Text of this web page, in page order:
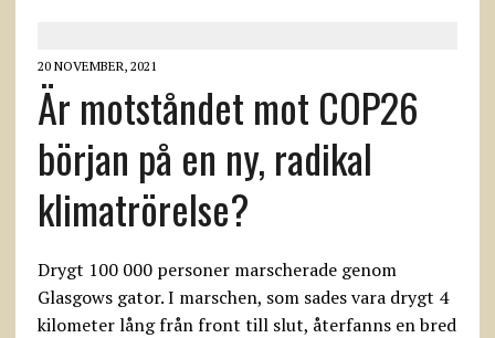
20 NOVEMBER, 2021
Är motståndet mot COP26
början på en ny, radikal
klimatrörelse?
Drygt 100 000 personer marscherade genom
Glasgows gator. I marschen, som sades vara drygt 4
kilometer lång från front till slut, återfanns en bred